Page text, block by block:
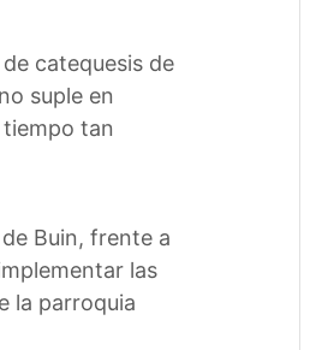
catequesis de
suple en
tan
Buin, frente a
las
la parroquia